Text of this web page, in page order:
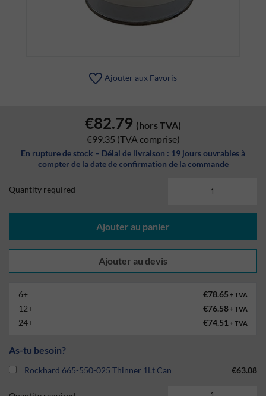
Ajouter aux Favoris
€82.79 (hors TVA)
€99.35 (TVA comprise)
En rupture de stock – Délai de livraison : 19 jours ouvrables à
compter de la date de confirmation de la commande
Quantity required
Ajouter au panier
6+ €78.65 + TVA
12+ €76.58+ TVA
24+ €74.51 + TVA
As-tu besoin?
Rockhard 665-550-025 Thinner 1Lt Can €63.08